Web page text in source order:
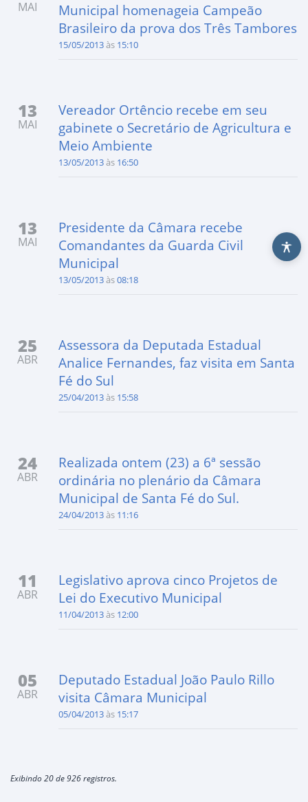
MAI
Municipal homenageia Campeão
Brasileiro da prova dos Três Tambores
15/05/2013às 15:10
13
MAI
Vereador Ortêncio recebe em seu
gabinete o Secretário de Agricultura e
Meio Ambiente
13/05/2013às 16:50
13
MAI
Presidente da Câmara recebe
Comandantes da Guarda Civil
Municipal
13/05/2013às08:18
25
ABR
Assessora da Deputada Estadual
Analice Fernandes, faz visita em Santa
Fé do Sul
25/04/2013às 15:58
24
ABR
Realizada ontem (23) a 6ª sessão
ordinária no plenário da Câmara
Municipal de Santa Fé do Sul.
24/04/2013às 11:16
11
ABR
Legislativo aprova cinco Projetos de
Lei do Executivo Municipal
11/04/2013às 12:00
05
ABR
Deputado Estadual João Paulo Rillo
visita Câmara Municipal
05/04/2013às 15:17
Exibindo 20 de 926 registros.